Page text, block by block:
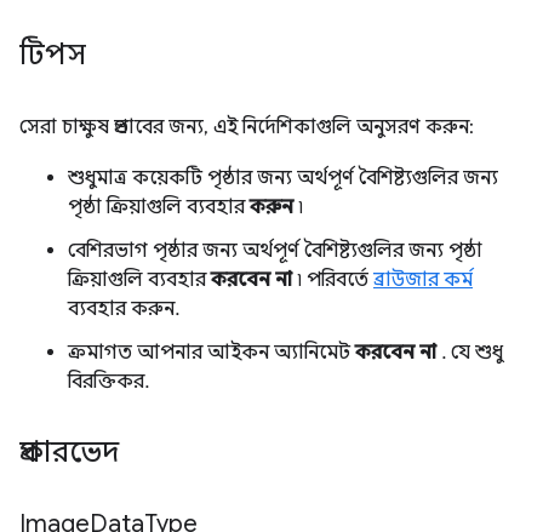
টিপস
সেরা চাক্ষুষ প্রভাবের জন্য, এই নির্দেশিকাগুলি অনুসরণ করুন:
শুধুমাত্র কয়েকটি পৃষ্ঠার জন্য অর্থপূর্ণ বৈশিষ্ট্যগুলির জন্য
পৃষ্ঠা ক্রিয়াগুলি ব্যবহারকরুন৷
বেশিরভাগ পৃষ্ঠার জন্য অর্থপূর্ণ বৈশিষ্ট্যগুলির জন্য পৃষ্ঠা
ক্রিয়াগুলি ব্যবহারকরবেন না৷ পরিবর্তে ব্রাউজার কর্ম
ব্যবহার করুন.
ক্রমাগত আপনার আইকন অ্যানিমেটকরবেন না. যে শুধু
বিরক্তিকর.
প্রকারভেদ
ImageDataType